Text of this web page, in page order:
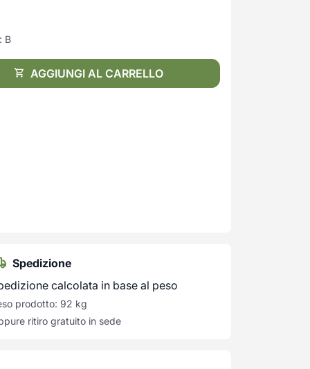
B
AGGIUNGI AL CARRELLO
Spedizione
calcolata in base al peso
prodotto: 92 kg
ritiro gratuito in sede